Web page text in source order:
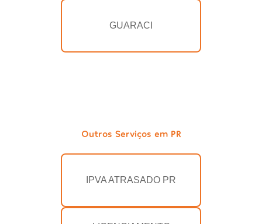
GUARACI
Outros Serviços em PR
IPVA ATRASADO PR